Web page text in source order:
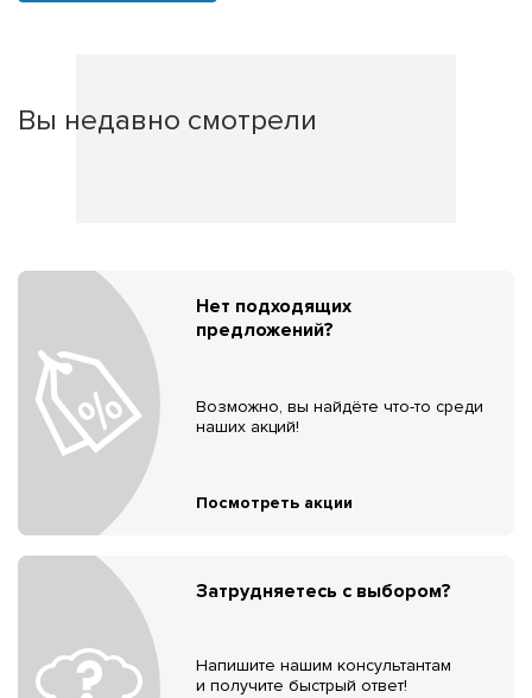
Вы недавно смотрели
Нет подходящих
предложений?
Возможно, вы найдёте что-то среди
наших акций!
Посмотреть акции
Затрудняетесь с выбором?
Напишите нашим консультантам
и получите быстрый ответ!